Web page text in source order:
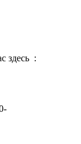
здесь :